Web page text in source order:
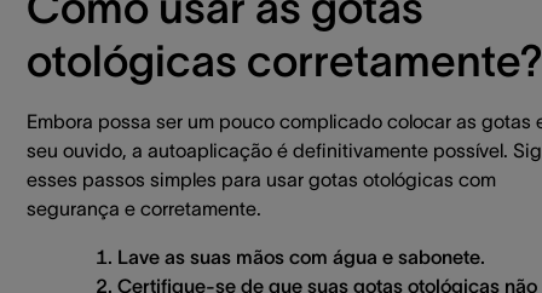
otológicas corretamente?
Embora possa ser um pouco complicado colocar as gotas
seu ouvido, a autoaplicação é definitivamente possível.
esses passos simples para usar gotas otológicas com
segurança e corretamente.
Lave as suas mãos com água e sabonete.
Certifique-se de que suas gotas otológicas não